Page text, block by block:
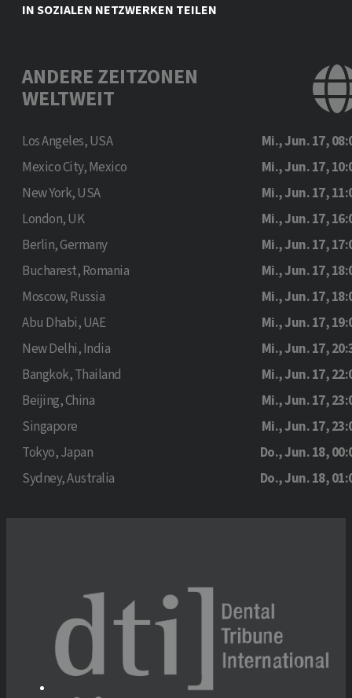
IN SOZIALEN NETZWERKEN TEILEN
ANDERE ZEITZONEN
WELTWEIT
Los Angeles, USA
Mi., Jun. 17,
Mexico City, Mexico
Mi., Jun. 17,
New York, USA
Mi., Jun. 17,
London, UK
Mi., Jun. 17,
Berlin, Germany
Mi., Jun. 17,
Bucharest, Romania
Mi., Jun. 17,
Moscow, Russia
Mi., Jun. 17,
Abu Dhabi, UAE
Mi., Jun. 17,
New Delhi, India
Mi., Jun. 17,
Bangkok, Thailand
Mi., Jun. 17,
Beijing, China
Mi., Jun. 17,
Singapore
Mi., Jun. 17,
Tokyo, Japan
Do., Jun. 18,
Sydney, Australia
Do., Jun. 18,